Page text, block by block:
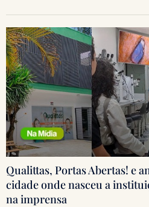
Qualittas, Portas Abertas! e
cidade onde nasceu a
na imprensa